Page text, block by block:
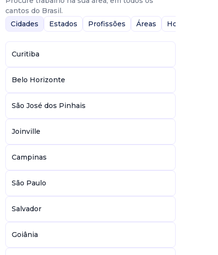
cantos do Brasil.
Cidades
Estados Profissões Áreas Home-Office
Curitiba
Belo Horizonte
São José dos Pinhais
Joinville
Campinas
São Paulo
Salvador
Goiânia